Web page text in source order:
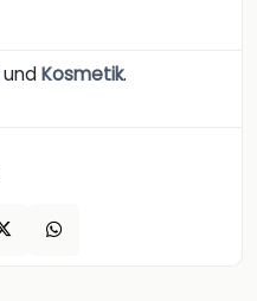
undKosmetik.